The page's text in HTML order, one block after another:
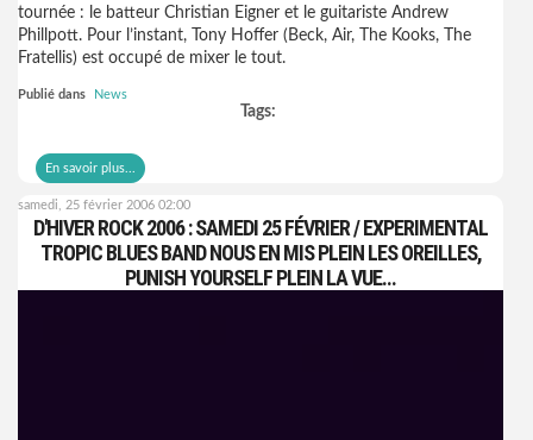
tournée : le batteur Christian Eigner et le guitariste Andrew
Phillpott. Pour l’instant, Tony Hoffer (Beck, Air, The Kooks, The
Fratellis) est occupé de mixer le tout.
Publié dans News
Tags:
En savoir plus...
samedi, 25 février 2006 02:00
D'HIVER ROCK 2006 : SAMEDI 25 FÉVRIER / EXPERIMENTAL
TROPIC BLUES BAND NOUS EN MIS PLEIN LES OREILLES,
PUNISH YOURSELF PLEIN LA VUE...